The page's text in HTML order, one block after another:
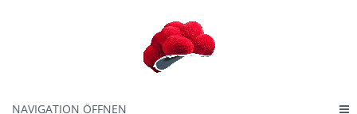
NAVIGATION ÖFFNEN